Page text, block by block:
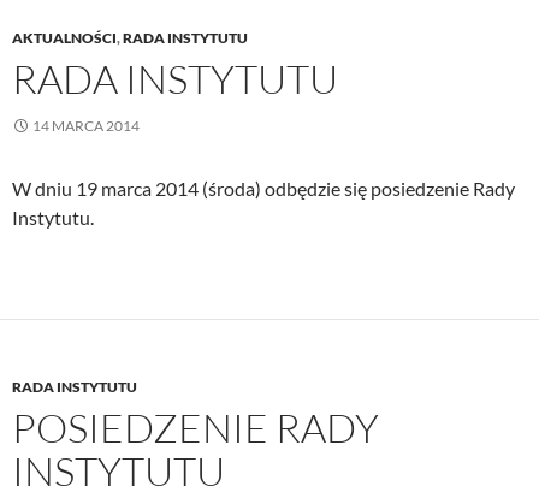
AKTUALNOŚCI,RADA INSTYTUTU
RADA INSTYTUTU
14 MARCA 2014
W dniu 19 marca 2014 (środa) odbędzie się posiedzenie Rady
Instytutu.
RADA INSTYTUTU
POSIEDZENIE RADY
INSTYTUTU